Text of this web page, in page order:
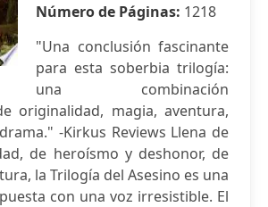
Número de Páginas: 1218
"Una conclusión fascinante
para esta soberbia trilogía:
una combinación
originalidad, magia, aventura,
-Kirkus Reviews Llena de
de heroísmo y deshonor, de
la Trilogía del Asesino es una
con una voz irresistible. El